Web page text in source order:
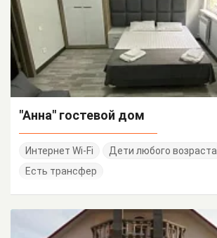
"Анна" гостевой дом
Интернет Wi-Fi
Дети любого возраста
Есть трансфер